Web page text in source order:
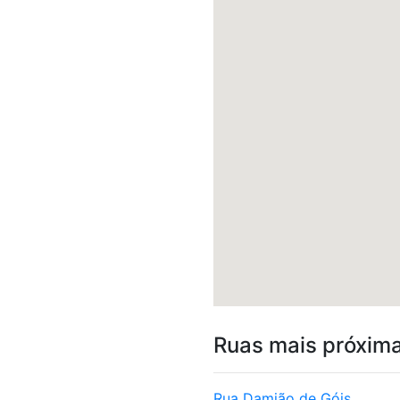
Ruas mais